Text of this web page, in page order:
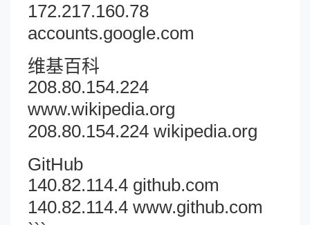
172.217.160.78
accounts.google.com
维基百科
208.80.154.224
www.wikipedia.org
208.80.154.224 wikipedia.org
GitHub
140.82.114.4 github.com
140.82.114.4 www.github.com